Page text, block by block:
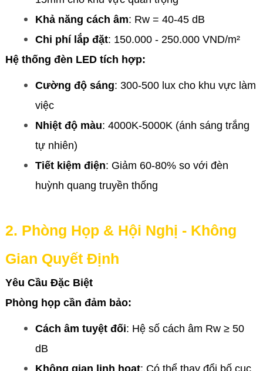
Khả năng cách âm: Rw = 40-45 dB
Chi phí lắp đặt: 150.000 - 250.000 VND/m²
Hệ thống đèn LED tích hợp:
Cường độ sáng: 300-500 lux cho khu vực làm
việc
Nhiệt độ màu: 4000K-5000K (ánh sáng trắng
tự nhiên)
Tiết kiệm điện: Giảm 60-80% so với đèn
huỳnh quang truyền thống
2. Phòng Họp & Hội Nghị - Không
Gian Quyết Định
Yêu Cầu Đặc Biệt
Phòng họp cần đảm bảo:
Cách âm tuyệt đối: Hệ số cách âm Rw ≥ 50
dB
Không gian linh hoạt: Có thể thay đổi bố cục